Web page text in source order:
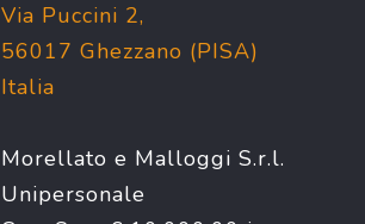
Via Puccini 2,
56017 Ghezzano (PISA)
Italia
Morellato e Malloggi S.r.l.
Unipersonale